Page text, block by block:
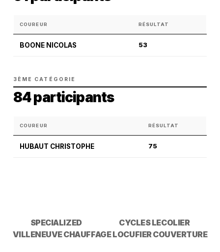
COUREUR RÉSULTAT
BOONE NICOLAS 53
3ÈME CATÉGORIE
84 participants
COUREUR RÉSULTAT
HUBAUT CHRISTOPHE 75
SPECIALIZED
CYCLES LECOLIER
VILLENEUVE CHAUFFAGELOCUFIER COUVERTURE